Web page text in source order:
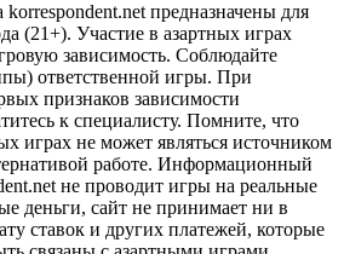
предназначены для
(21+). Участие в азартных играх
зависимость. Соблюдайте
ответственной игры. При
признаков зависимости
к специалисту. Помните, что
играх не может являться источником
работе. Информационный
не проводит игры на реальные
деньги, сайт не принимает ни в
ставок и других платежей, которые